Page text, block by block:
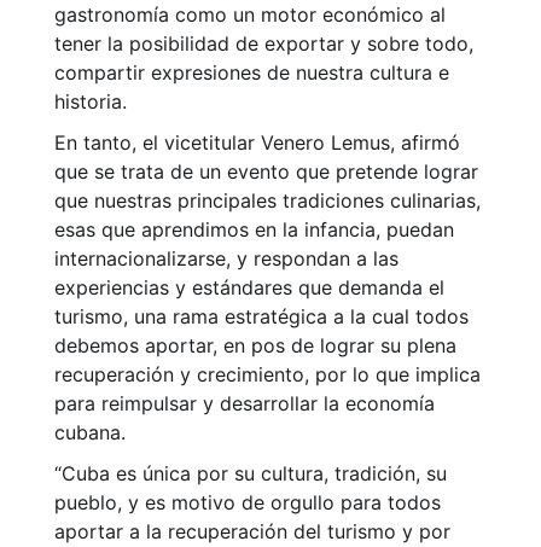
gastronomía como un motor económico al
tener la posibilidad de exportar y sobre todo,
compartir expresiones de nuestra cultura e
historia.
En tanto, el vicetitular Venero Lemus, afirmó
que se trata de un evento que pretende lograr
que nuestras principales tradiciones culinarias,
esas que aprendimos en la infancia, puedan
internacionalizarse, y respondan a las
experiencias y estándares que demanda el
turismo, una rama estratégica a la cual todos
debemos aportar, en pos de lograr su plena
recuperación y crecimiento, por lo que implica
para reimpulsar y desarrollar la economía
cubana.
“Cuba es única por su cultura, tradición, su
pueblo, y es motivo de orgullo para todos
aportar a la recuperación del turismo y por